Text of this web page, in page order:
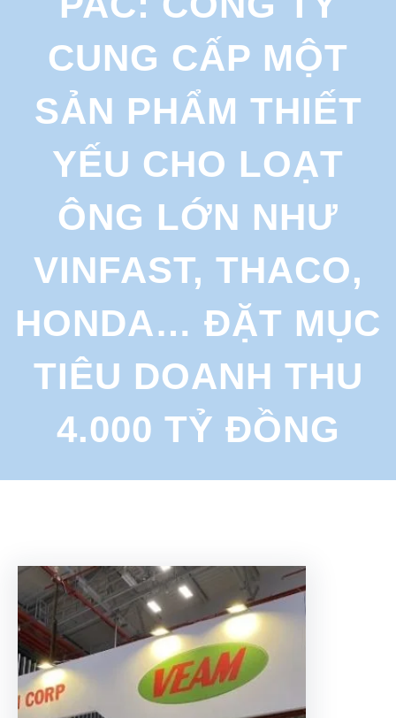
h
CUNG CẤP MỘT
SẢN PHẨM THIẾT
YẾU CHO LOẠT
ÔNG LỚN NHƯ
VINFAST, THACO,
HONDA… ĐẶT MỤC
TIÊU DOANH THU
4.000 TỶ ĐỒNG